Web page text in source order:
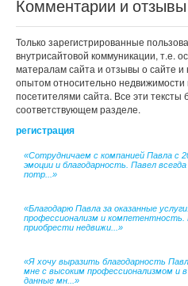
Комментарии и отзывы
Только зарегистрированные
внутрисайтовой коммуникации, т.е.
матералам сайта и отзывы о сайте
опытом относительно
посетителями сайта. Все эти тексты
соответствующем разделе.
регистрация
«Сотрудничаем с компанией Павла с
эмоции и благодарность. Павел
потр...»
«Благодарю Павла за оказанные
профессионализм и
приобрести недвижи...»
«Я хочу выразить благодарность
мне с высоким профессионализмом и
данные мн...»